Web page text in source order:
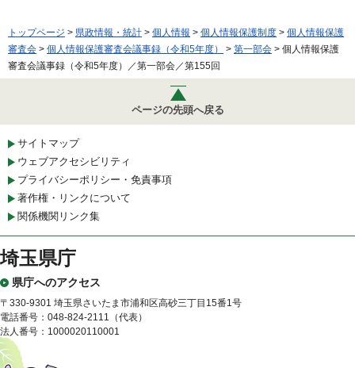
トップページ > 県政情報・統計 > 個人情報 > 個人情報保護制度 > 個人情報保護
審査会 > 個人情報保護審査会議事録（令和5年度） > 第一部会 > 個人情報保護
審査会議事録（令和5年度）／第一部会／第155回
ページの先頭へ戻る
サイトマップ
ウェブアクセシビリティ
プライバシーポリシー・免責事項
著作権・リンクについて
関係機関リンク集
埼玉県庁
県庁へのアクセス
〒330-9301 埼玉県さいたま市浦和区高砂三丁目15番1号
電話番号：048-824-2111（代表）
法人番号：1000020110001